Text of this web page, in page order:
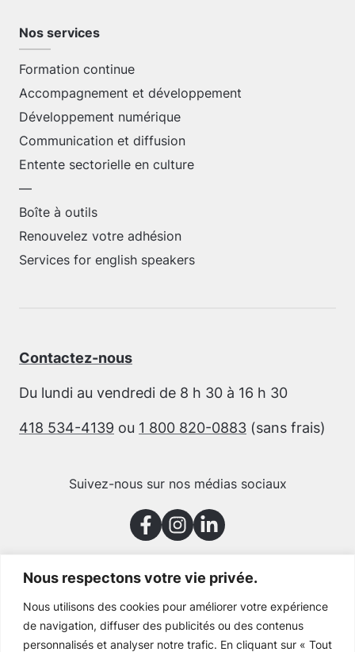
Nous respectons votre vie privée.
Nous utilisons des cookies pour améliorer votre expérience
de navigation, diffuser des publicités ou des contenus
personnalisés et analyser notre trafic. En cliquant sur « Tout
Nos services
Formation continue
Accompagnement et développement
Développement numérique
Communication et diffusion
Entente sectorielle en culture
—
Boîte à outils
Renouvelez votre adhésion
Services for english speakers
Contactez-nous
Du lundi au vendredi de 8 h 30 à 16 h 30
418 534-4139 ou 1 800 820-0883 (sans frais)
Suivez-nous sur nos médias sociaux
Merci à nos partenaires